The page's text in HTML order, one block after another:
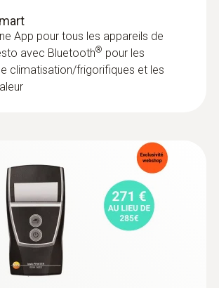
App pour tous les appareils de
avec Bluetooth® pour les
climatisation/frigorifiques et les